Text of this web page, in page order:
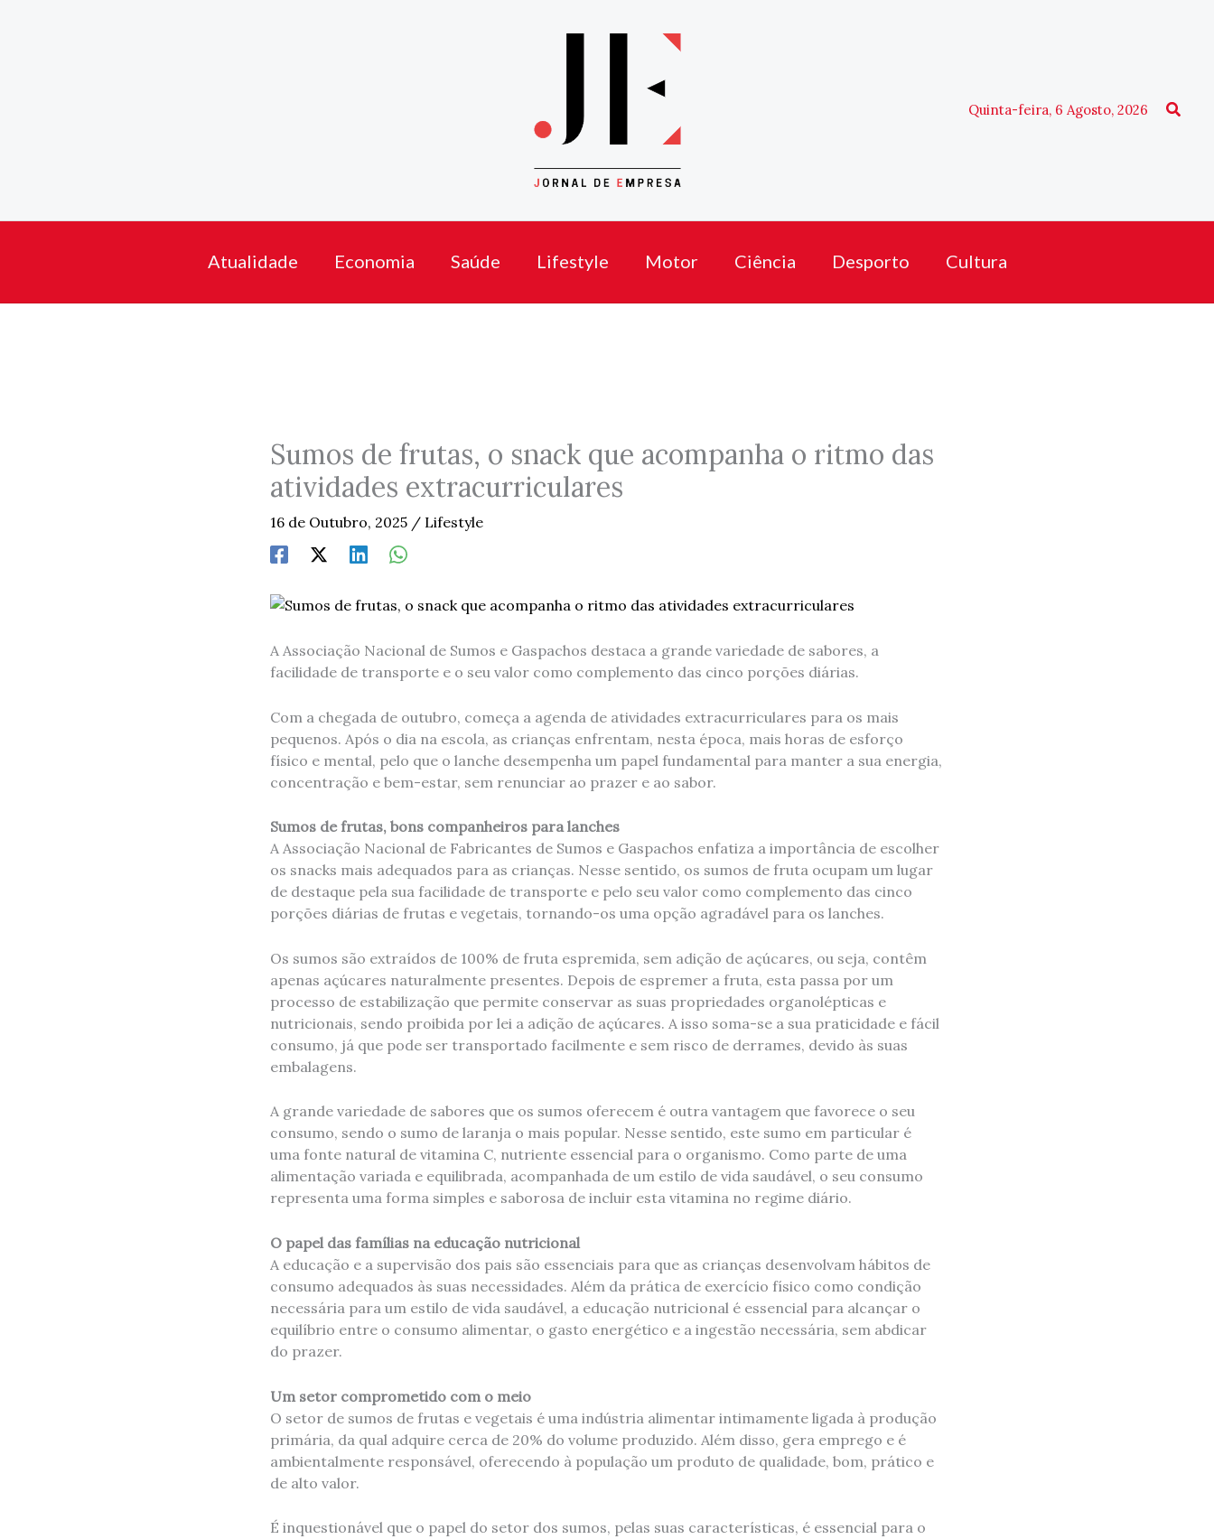
Quinta-feira, 6 Agosto, 2026
Atualidade Economia Saúde Lifestyle Motor Ciência Desporto Cultura
Sumos de frutas, o snack que acompanha o ritmo das
atividades extracurriculares
16 de Outubro, 2025 / Lifestyle
A Associação Nacional de Sumos e Gaspachos destaca a grande variedade de sabores, a
facilidade de transporte e o seu valor como complemento das cinco porções diárias.
Com a chegada de outubro, começa a agenda de atividades extracurriculares para os mais
pequenos. Após o dia na escola, as crianças enfrentam, nesta época, mais horas de esforço
físico e mental, pelo que o lanche desempenha um papel fundamental para manter a sua energia,
concentração e bem-estar, sem renunciar ao prazer e ao sabor.
Sumos de frutas, bons companheiros para lanches
A Associação Nacional de Fabricantes de Sumos e Gaspachos enfatiza a importância de escolher
os snacks mais adequados para as crianças. Nesse sentido, os sumos de fruta ocupam um lugar
de destaque pela sua facilidade de transporte e pelo seu valor como complemento das cinco
porções diárias de frutas e vegetais, tornando-os uma opção agradável para os lanches.
Os sumos são extraídos de 100% de fruta espremida, sem adição de açúcares, ou seja, contêm
apenas açúcares naturalmente presentes. Depois de espremer a fruta, esta passa por um
processo de estabilização que permite conservar as suas propriedades organolépticas e
nutricionais, sendo proibida por lei a adição de açúcares. A isso soma-se a sua praticidade e fácil
consumo, já que pode ser transportado facilmente e sem risco de derrames, devido às suas
embalagens.
A grande variedade de sabores que os sumos oferecem é outra vantagem que favorece o seu
consumo, sendo o sumo de laranja o mais popular. Nesse sentido, este sumo em particular é
uma fonte natural de vitamina C, nutriente essencial para o organismo. Como parte de uma
alimentação variada e equilibrada, acompanhada de um estilo de vida saudável, o seu consumo
representa uma forma simples e saborosa de incluir esta vitamina no regime diário.
O papel das famílias na educação nutricional
A educação e a supervisão dos pais são essenciais para que as crianças desenvolvam hábitos de
consumo adequados às suas necessidades. Além da prática de exercício físico como condição
necessária para um estilo de vida saudável, a educação nutricional é essencial para alcançar o
equilíbrio entre o consumo alimentar, o gasto energético e a ingestão necessária, sem abdicar
do prazer.
Um setor comprometido com o meio
O setor de sumos de frutas e vegetais é uma indústria alimentar intimamente ligada à produção
primária, da qual adquire cerca de 20% do volume produzido. Além disso, gera emprego e é
ambientalmente responsável, oferecendo à população um produto de qualidade, bom, prático e
de alto valor.
É inquestionável que o papel do setor dos sumos, pelas suas características, é essencial para o